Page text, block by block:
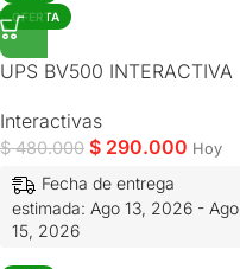
OFERTA
UPS BV500 INTERACTIVA
Interactivas
$480.000 $ 290.000 Hoy
Fecha de entrega
estimada: Ago 13, 2026 - Ago
15, 2026